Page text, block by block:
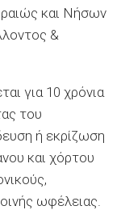
και Νήσων
&
για 10 χρόνια
του
ή εκρίζωση
και χόρτου
ωφέλειας.